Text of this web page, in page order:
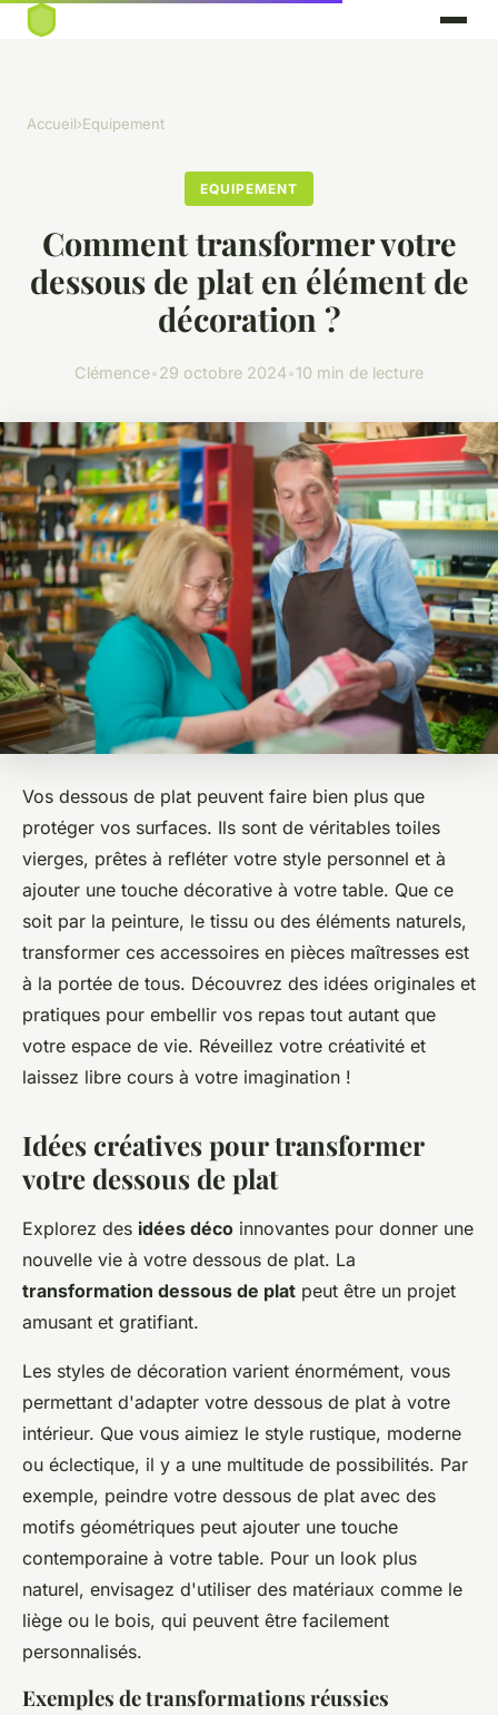
Accueil›Equipement
EQUIPEMENT
Comment transformer votre
dessous de plat en élément de
décoration ?
Clémence•29 octobre 2024•10 min de lecture
Vos dessous de plat peuvent faire bien plus que
protéger vos surfaces. Ils sont de véritables toiles
vierges, prêtes à refléter votre style personnel et à
ajouter une touche décorative à votre table. Que ce
soit par la peinture, le tissu ou des éléments naturels,
transformer ces accessoires en pièces maîtresses est
à la portée de tous. Découvrez des idées originales et
pratiques pour embellir vos repas tout autant que
votre espace de vie. Réveillez votre créativité et
laissez libre cours à votre imagination !
Idées créatives pour transformer
votre dessous de plat
Explorez des idées déco innovantes pour donner une
nouvelle vie à votre dessous de plat. La
transformation dessous de plat peut être un projet
amusant et gratifiant.
Les styles de décoration varient énormément, vous
permettant d'adapter votre dessous de plat à votre
intérieur. Que vous aimiez le style rustique, moderne
ou éclectique, il y a une multitude de possibilités. Par
exemple, peindre votre dessous de plat avec des
motifs géométriques peut ajouter une touche
contemporaine à votre table. Pour un look plus
naturel, envisagez d'utiliser des matériaux comme le
liège ou le bois, qui peuvent être facilement
personnalisés.
Exemples de transformations réussies